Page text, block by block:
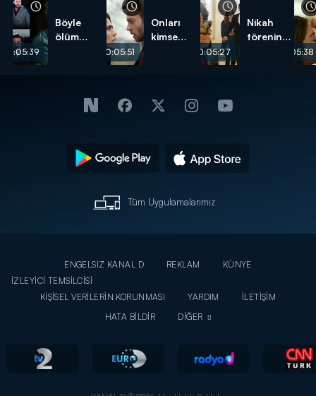
00:05:39
Böyle
ölüm
00:05:51
Onları
kimse
00:05:27
Nikah
töreninde
00:05:38
Tüm Uygulamalarımız
ENGELSİZ KANAL D REKLAM
KÜNYE
İZLEYİCİ TEMSİLCİSİ
KİŞİSEL VERİLERİN KORUNMASI
YARDIM
İLETİŞİM
HATA BİLDİR
DİĞER